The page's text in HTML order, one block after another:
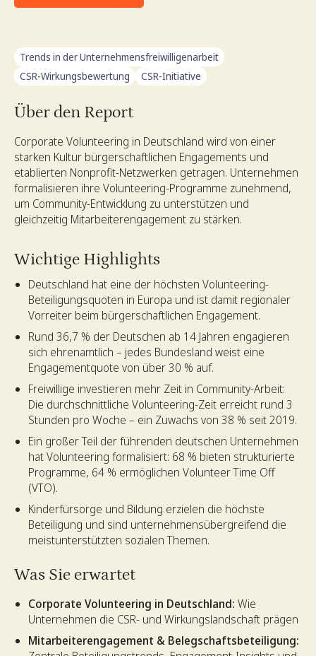
Trends in der Unternehmensfreiwilligenarbeit
CSR-Wirkungsbewertung
CSR-Initiative
Über den Report
Corporate Volunteering in Deutschland wird von einer
starken Kultur bürgerschaftlichen Engagements und
etablierten Nonprofit-Netzwerken getragen. Unternehmen
formalisieren ihre Volunteering-Programme zunehmend,
um Community-Entwicklung zu unterstützen und
gleichzeitig Mitarbeiterengagement zu stärken.
Wichtige Highlights
Deutschland hat eine der höchsten Volunteering-
Beteiligungsquoten in Europa und ist damit regionaler
Vorreiter beim bürgerschaftlichen Engagement.
Rund 36,7 % der Deutschen ab 14 Jahren engagieren
sich ehrenamtlich – jedes Bundesland weist eine
Engagementquote von über 30 % auf.
Freiwillige investieren mehr Zeit in Community-Arbeit:
Die durchschnittliche Volunteering-Zeit erreicht rund 3
Stunden pro Woche – ein Zuwachs von 38 % seit 2019.
Ein großer Teil der führenden deutschen Unternehmen
hat Volunteering formalisiert: 68 % bieten strukturierte
Programme, 64 % ermöglichen Volunteer Time Off
(VTO).
Kinderfürsorge und Bildung erzielen die höchste
Beteiligung und sind unternehmensübergreifend die
meistunterstützten sozialen Themen.
Was Sie erwartet
Corporate Volunteering in Deutschland: Wie
Unternehmen die CSR- und Wirkungslandschaft prägen
Mitarbeiterengagement & Belegschaftsbeteiligung: